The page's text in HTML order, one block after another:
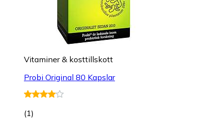
Vitaminer & kosttillskott
Probi Original 80 Kapslar
(1)